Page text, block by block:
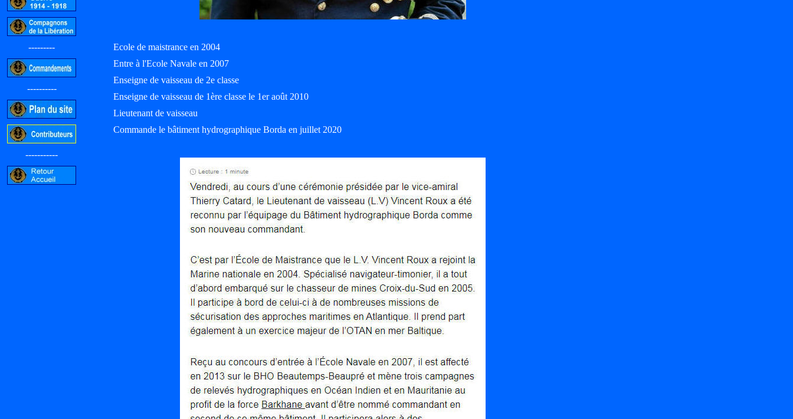
---------
----------
-----------
Ecole de maistrance en 2004
Entre à l'Ecole Navale en 2007
Enseigne de vaisseau de 2e classe
Enseigne de vaisseau de 1ère classe le 1er août 2010
Lieutenant de vaisseau
Commande le bâtiment hydrographique Borda en juillet 2020